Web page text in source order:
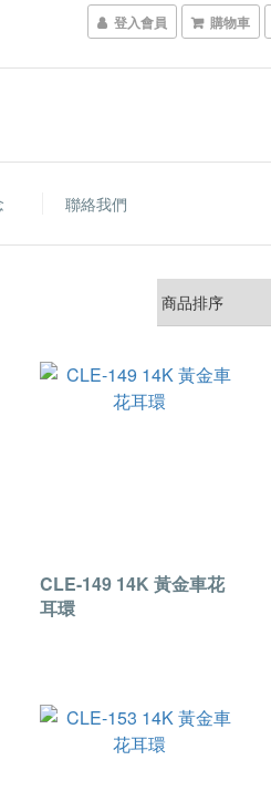
登入會員 購物車
聯絡我們
CLE-149 14K 黃金車花
耳環